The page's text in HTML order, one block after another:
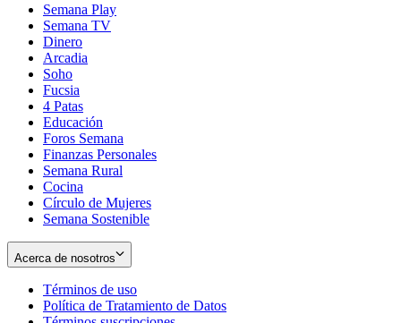
Semana Play
Semana TV
Dinero
Arcadia
Soho
in
new
window
Fucsia
in
new
window
4 Patas
Educación
Foros Semana
Finanzas Personales
Semana Rural
Cocina
Círculo de Mujeres
Semana Sostenible
Acerca de nosotros
Términos de uso
in
Política de Tratamiento de Datos